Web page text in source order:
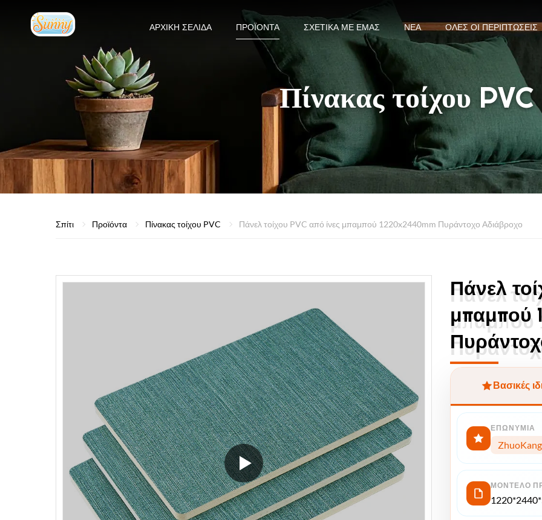
ΑΡΧΙΚΉ ΣΕΛΊΔΑ ΠΡΟΪΌΝΤΑ ΣΧΕΤΙΚΆ ΜΕ ΕΜΆΣ ΝΈΑ ΌΛΕΣ ΟΙ ΠΕΡΙΠΤΏΣΕΙΣ
Πίνακας τοίχου PVC
Σπίτι Προϊόντα Πίνακας τοίχου PVC Πάνελ τοίχου PVC από ίνες μπαμπού 1220x2440mm Πυράντοχο Αδιάβροχο
Πάνελ
μπαμπού
Πάνελ
μπαμπού
Βασικές
ΕΠΩΝΥΜΊΑ
ZhuoKang
ΜΟΝΤΈΛΟ